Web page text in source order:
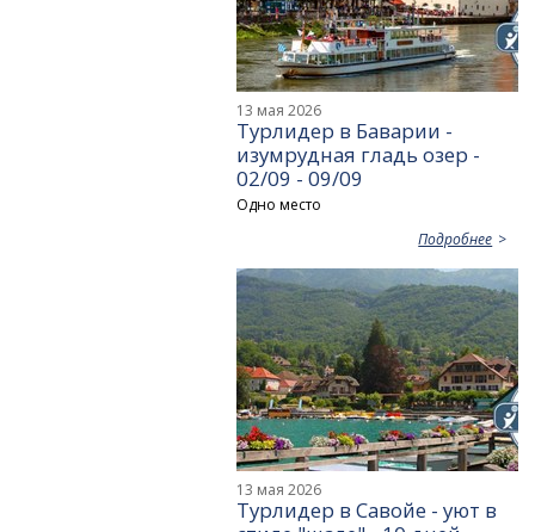
13 мая 2026
Турлидер в Баварии -
изумрудная гладь озер -
02/09 - 09/09
Одно место
Подробнее
13 мая 2026
Турлидер в Савойе - уют в